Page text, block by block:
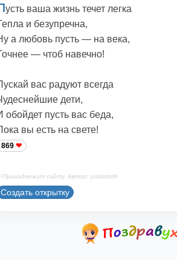
усть ваша жизнь течет легка
и безупречна,
а любовь пусть — на века,
— чтоб навечно!
вас радуют всегда
дети,
обойдет пусть вас беда,
вы есть на свете!
869
Принадлежит сайту. Автор: podaristih
Создать открытку